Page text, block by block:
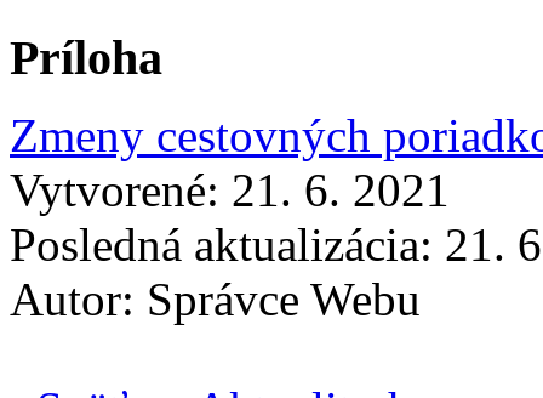
Príloha
Zmeny cestovných
Vytvorené: 21. 6. 2021
Posledná aktualizácia: 21.
Autor: Správce Webu